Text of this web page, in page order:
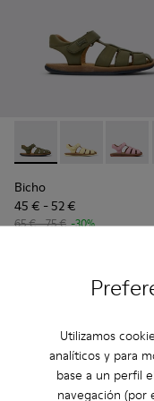
Utilizamos
analíticos y para
base a un perfil
navegación (por
Bicho - 80177-088 -
Bicho -Bicho
Bicho
45 € - 52 €
65 € - 75 € -30%